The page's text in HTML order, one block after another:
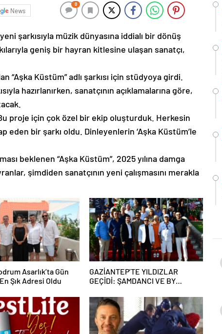
News
0
şarkısıyla müzik dünyasına iddialı bir dönüş
geniş bir hayran kitlesine ulaşan sanatçı,
“Aşka Küstüm” adlı şarkısı için stüdyoya girdi.
hazırlanırken, sanatçının açıklamalarına göre,
proje için çok özel bir ekip oluşturduk. Herkesin
eden bir şarkı oldu. Dinleyenlerin ‘Aşka Küstüm’le
beklenen “Aşka Küstüm”, 2025 yılına damga
şimdiden sanatçının yeni çalışmasını merakla
Asarlık’ta Gün
Şık Adresi Oldu
GAZİANTEP’TE YILDIZLAR
GEÇİDİ: ŞAMDANCI VE BY
PARK’TA GÖRKEMLİ GALA